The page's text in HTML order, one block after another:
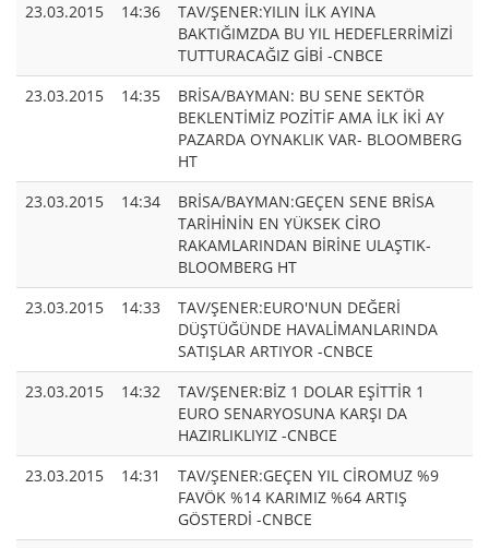
23.03.2015
14:36
TAV/ŞENER:YILIN İLK AYINA
BAKTIĞIMZDA BU YIL HEDEFLERRİMİZİ
TUTTURACAĞIZ GİBİ -CNBCE
23.03.2015
14:35
BRİSA/BAYMAN: BU SENE SEKTÖR
BEKLENTİMİZ POZİTİF AMA İLK İKİ AY
PAZARDA OYNAKLIK VAR- BLOOMBERG
HT
23.03.2015
14:34
BRİSA/BAYMAN:GEÇEN SENE BRİSA
TARİHİNİN EN YÜKSEK CİRO
RAKAMLARINDAN BİRİNE ULAŞTIK-
BLOOMBERG HT
23.03.2015
14:33
TAV/ŞENER:EURO'NUN DEĞERİ
DÜŞTÜĞÜNDE HAVALİMANLARINDA
SATIŞLAR ARTIYOR -CNBCE
23.03.2015
14:32
TAV/ŞENER:BİZ 1 DOLAR EŞİTTİR 1
EURO SENARYOSUNA KARŞI DA
HAZIRLIKLIYIZ -CNBCE
23.03.2015
14:31
TAV/ŞENER:GEÇEN YIL CİROMUZ %9
FAVÖK %14 KARIMIZ %64 ARTIŞ
GÖSTERDİ -CNBCE